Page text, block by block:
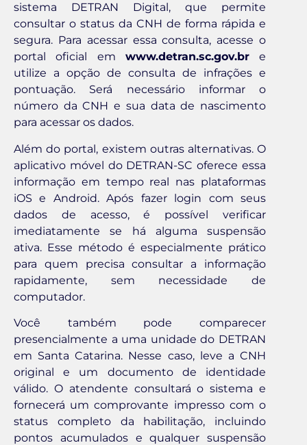
sistema DETRAN Digital, que permite
consultar o status da CNH de forma rápida e
segura. Para acessar essa consulta, acesse o
portal oficial em www.detran.sc.gov.bre
utilize a opção de consulta de infrações e
pontuação. Será necessário informar o
número da CNH e sua data de nascimento
para acessar os dados.
Além do portal, existem outras alternativas. O
aplicativo móvel do DETRAN-SC oferece essa
informação em tempo real nas plataformas
iOS e Android. Após fazer login com seus
dados de acesso, é possível verificar
imediatamente se há alguma suspensão
ativa. Esse método é especialmente prático
para quem precisa consultar a informação
rapidamente, sem necessidade de
computador.
Você também pode comparecer
presencialmente a uma unidade do DETRAN
em Santa Catarina. Nesse caso, leve a CNH
original e um documento de identidade
válido. O atendente consultará o sistema e
fornecerá um comprovante impresso com o
status completo da habilitação, incluindo
pontos acumulados e qualquer suspensão